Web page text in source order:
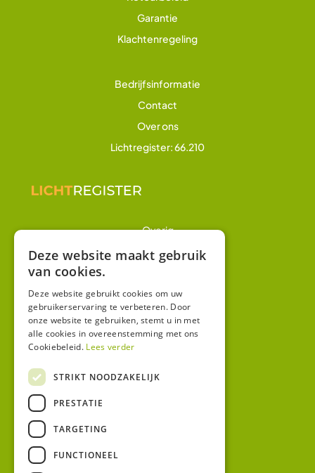
Garantie
Klachtenregeling
Bedrijfsinformatie
Contact
Over ons
Lichtregister: 66.210
Overig
Winkel
Algemene voorwaarden
Privacy
Bezoekadres:
Deze website maakt gebruik
van cookies.
Deze website gebruikt cookies om uw
gebruikerservaring te verbeteren. Door
onze website te gebruiken, stemt u in met
alle cookies in overeenstemming met ons
Cookiebeleid. Lees verder
STRIKT NOODZAKELIJK
PRESTATIE
TARGETING
FUNCTIONEEL